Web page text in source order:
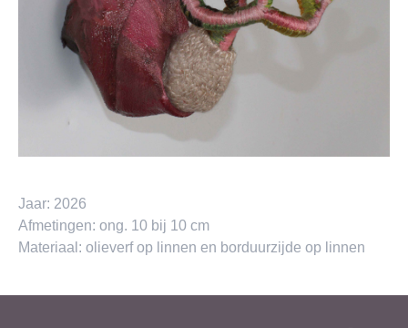
Jaar: 2026
Afmetingen: ong. 10 bij 10 cm
Materiaal: olieverf op linnen en borduurzijde op linnen